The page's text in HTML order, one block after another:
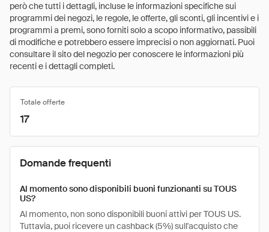
però che tutti i dettagli, incluse le informazioni specifiche sui
programmi dei negozi, le regole, le offerte, gli sconti, gli incentivi e i
programmi a premi, sono forniti solo a scopo informativo, passibili
di modifiche e potrebbero essere imprecisi o non aggiornati. Puoi
consultare il sito del negozio per conoscere le informazioni più
recenti e i dettagli completi.
Totale offerte
17
Domande frequenti
Al momento sono disponibili buoni funzionanti su TOUS
US?
Al momento, non sono disponibili buoni attivi per TOUS US.
Tuttavia, puoi ricevere un cashback (5%) sull'acquisto che